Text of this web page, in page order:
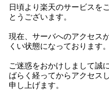
日頃より楽天のサービスを
とうございます。
現在、サーバへのアクセス
くい状態になっております。
ご迷惑をおかけしまして誠
ばらく経ってからアクセス
申し上げます。